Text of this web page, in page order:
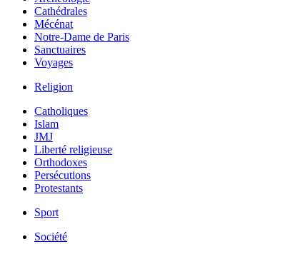
Cathédrales
Mécénat
Notre-Dame de Paris
Sanctuaires
Voyages
Religion
Catholiques
Islam
JMJ
Liberté religieuse
Orthodoxes
Persécutions
Protestants
Sport
Société